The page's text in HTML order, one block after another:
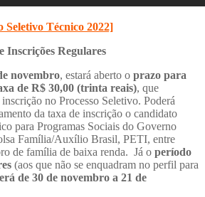
Seletivo Técnico 2022]
Inscrições Regulares
novembro, estará aberto o prazo para
de R$ 30,00 (trinta reais), que
no Processo Seletivo. Poderá
da taxa de inscrição o candidato
para Programas Sociais do Governo
Família/Auxílio Brasil, PETI, entre
de família de baixa renda. Já o período
(aos que não se enquadram no perfil para
de 30 de novembro a 21 de